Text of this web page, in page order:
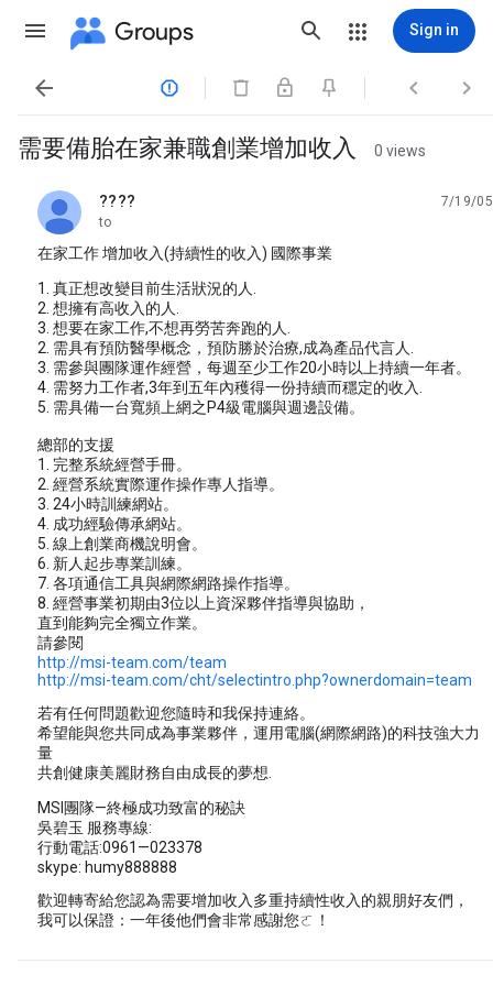
Groups Sign in
   
需要備胎在家兼職創業增加收入 0 views
????
unread,
7/19/05
to
在家工作 增加收入(持續性的收入) 國際事業
1. 真正想改變目前生活狀況的人.
2. 想擁有高收入的人.
3. 想要在家工作,不想再勞苦奔跑的人.
2. 需具有預防醫學概念，預防勝於治療,成為產品代言人.
3. 需參與團隊運作經營，每週至少工作20小時以上持續一年者。
4. 需努力工作者,3年到五年內穫得一份持續而穩定的收入.
5. 需具備一台寬頻上網之P4級電腦與週邊設備。
總部的支援
1. 完整系統經營手冊。
2. 經營系統實際運作操作專人指導。
3. 24小時訓練網站。
4. 成功經驗傳承網站。
5. 線上創業商機說明會。
6. 新人起步專業訓練。
7. 各項通信工具與網際網路操作指導。
8. 經營事業初期由3位以上資深夥伴指導與協助，
直到能夠完全獨立作業。
請參閱
http://msi-team.com/team
http://msi-team.com/cht/selectintro.php?ownerdomain=team
若有任何問題歡迎您隨時和我保持連絡。
希望能與您共同成為事業夥伴，運用電腦(網際網路)的科技強大力
量
共創健康美麗財務自由成長的夢想.
MSI團隊—終極成功致富的秘訣
吳碧玉 服務專線:
行動電話:0961—023378
skype: humy888888
歡迎轉寄給您認為需要增加收入多重持續性收入的親朋好友們，
我可以保證：一年後他們會非常感謝您ㄛ！